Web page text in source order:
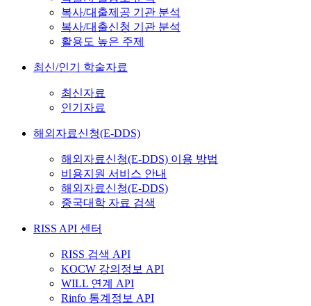
복사/대출제공 기관 분석
복사/대출신청 기관 분석
활용도 높은 주제
최신/인기 학술자료
최신자료
인기자료
해외자료신청(E-DDS)
해외자료신청(E-DDS) 이용 방법
비용지원 서비스 안내
해외자료신청(E-DDS)
중국대학 자료 검색
RISS API 센터
RISS 검색 API
KOCW 강의정보 API
WILL 연계 API
Rinfo 통계정보 API